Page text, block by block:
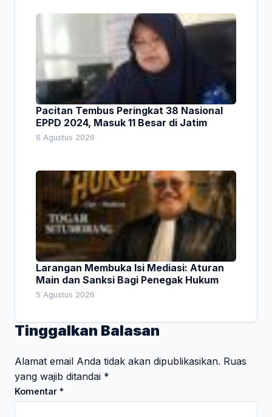
Pacitan Tembus Peringkat 38 Nasional
EPPD 2024, Masuk 11 Besar di Jatim
6 Agustus 2026
Larangan Membuka Isi Mediasi: Aturan
Main dan Sanksi Bagi Penegak Hukum
5 Agustus 2026
Tinggalkan Balasan
Alamat email Anda tidak akan dipublikasikan. Ruas
yang wajib ditandai *
Komentar *